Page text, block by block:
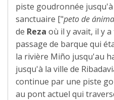
piste goudronnée jusqu'à
sanctuaire ["peto de
de Reza où il y avait, il y
passage de barque qui
la rivière Miño jusqu'au
jusqu'à la ville de
continue par une piste
au pont actuel qui